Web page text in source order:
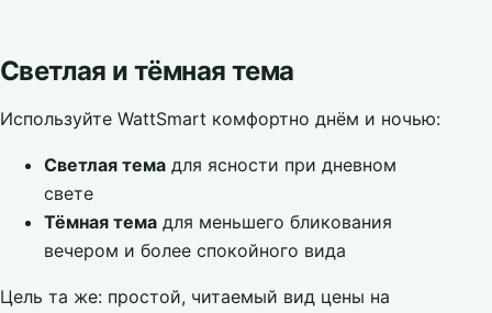
Светлая и тёмная тема
Используйте WattSmart комфортно днём и ночью:
Светлая тема для ясности при дневном
свете
Тёмная тема для меньшего бликования
вечером и более спокойного вида
Цель та же: простой, читаемый вид цены на